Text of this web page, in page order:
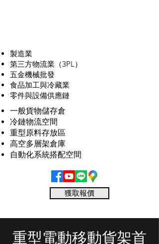
製造業
第三方物流業（3PL）
五金機械批發
食品加工與冷藏業
零件與設備供應鏈
一般貨物儲存倉
冷鏈物流空間
重型原料存放區
高空多層架倉庫
自動化系統搭配空間
獲取報價
重型電動移動貨架首